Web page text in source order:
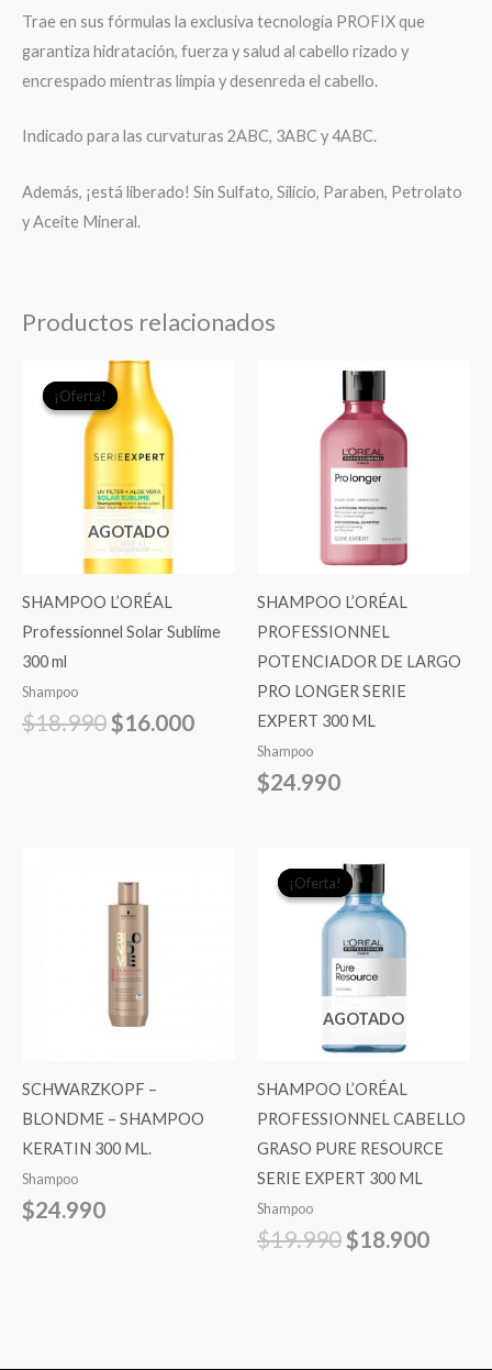
Trae en sus fórmulas la exclusiva tecnología PROFIX que
garantiza hidratación, fuerza y salud al cabello rizado y
encrespado mientras limpia y desenreda el cabello.
Indicado para las curvaturas 2ABC, 3ABC y 4ABC.
Además, ¡está liberado! Sin Sulfato, Silicio, Paraben, Petrolato
y Aceite Mineral.
Productos relacionados
¡Oferta!
AGOTADO
¡Oferta!
SHAMPOO L’ORÉAL
Professionnel Solar Sublime
300 ml
Shampoo
$18.990
El
precio
original
era:
$18.990.
$16.000
SHAMPOO L’ORÉAL
PROFESSIONNEL
POTENCIADOR DE LARGO
PRO LONGER SERIE
EXPERT 300 ML
Shampoo
$24.990
SCHWARZKOPF –
BLONDME – SHAMPOO
KERATIN 300 ML.
Shampoo
$24.990
¡Oferta!
AGOTADO
¡Oferta!
SHAMPOO L’ORÉAL
PROFESSIONNEL CABELLO
GRASO PURE RESOURCE
SERIE EXPERT 300 ML
Shampoo
$19.990
El
precio
original
era:
$19.990.
$18.900